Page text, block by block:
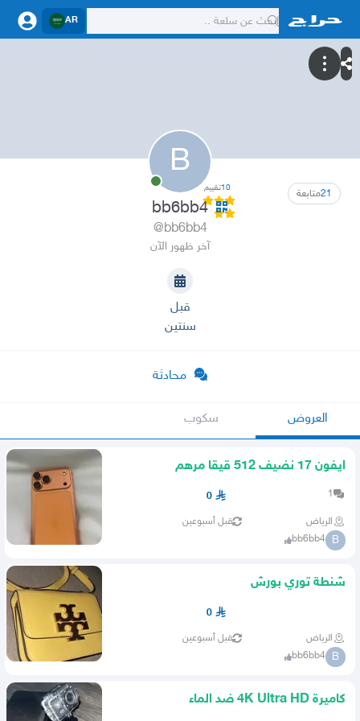
AR
B
21متابعة 10تقييم
bb6bb4
@bb6bb4
آخر ظهور الآن
قبل
سنتين
محادثة
العروض سكوب
ايفون 17 نضيف 512 قيقا مرهم
1
0
الرياض قبل أسبوعين
B
bb6bb4
شنطة توري بورش
0
الرياض قبل أسبوعين
B
bb6bb4
كاميرة 4K Ultra HD ضد الماء